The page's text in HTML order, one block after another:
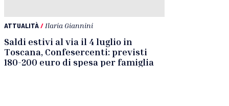
ATTUALITÀ/ Ilaria Giannini
Saldi estivi al via il 4 luglio in
Toscana, Confesercenti: previsti
180-200 euro di spesa per famiglia